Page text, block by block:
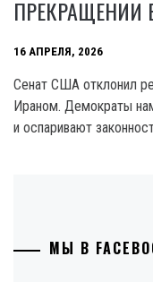
16 АПРЕЛЯ, 2026
Сенат США отклонил
Ираном. Демократы
и оспаривают
МЫ В